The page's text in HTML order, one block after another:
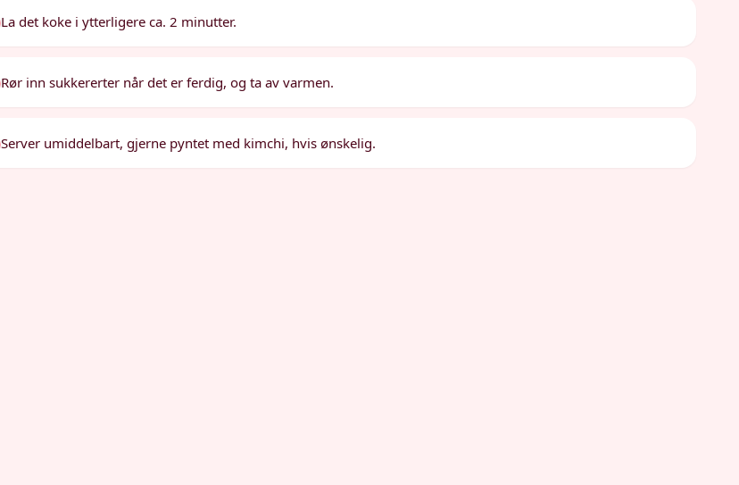
La det koke i ytterligere ca. 2 minutter.
Rør inn sukkererter når det er ferdig, og ta av varmen.
Server umiddelbart, gjerne pyntet med kimchi, hvis ønskelig.